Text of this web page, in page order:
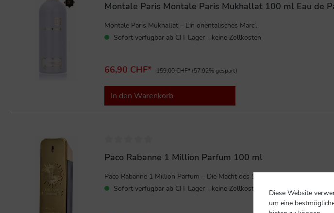
Montale Paris Montale Paris Mukhallat 100 ml Eau de
Montale Paris Mukhallat – Ein orientalisches Märc...
Sofort verfügbar ab CH-Lager - keine Zollkosten
66,90 CHF* 159,00 CHF* (57.92% gespart)
In den Warenkorb
Paco Rabanne 1 Million Parfum 100 ml
Paco Rabanne 1 Million Parfum – Die Macht des Son...
Sofort verfügbar ab CH-Lager - keine Zollkosten
Diese Website
um eine